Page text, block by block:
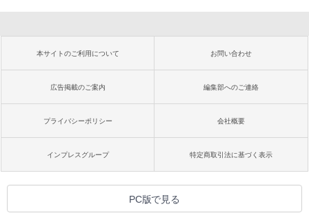
本サイトのご利用について お問い合わせ
広告掲載のご案内 編集部へのご連絡
プライバシーポリシー 会社概要
インプレスグループ 特定商取引法に基づく表示
PC版で見る